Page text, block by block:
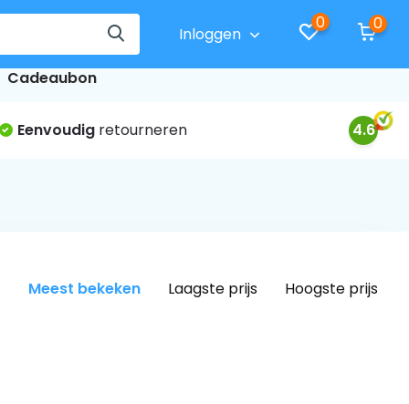
Inloggen
0 0
Cadeaubon
Eenvoudigretourneren 4.6
Meest bekeken Laagste prijs Hoogste prijs